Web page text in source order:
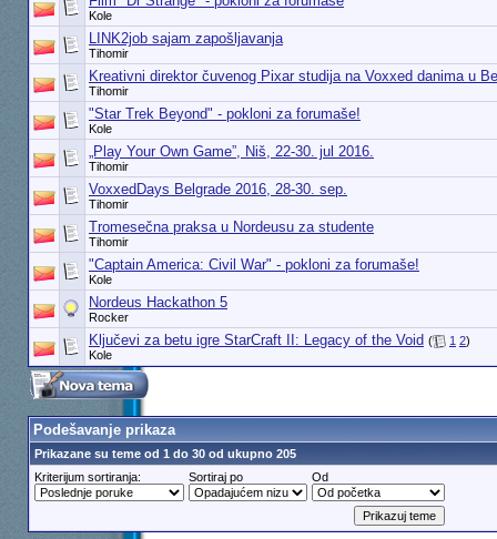
Kole
LINK2job sajam zapošljavanja
Tihomir
Kreativni direktor čuvenog Pixar studija na Voxxed danima u
Tihomir
"Star Trek Beyond" - pokloni za forumaše!
Kole
„Play Your Own Game”, Niš, 22-30. jul 2016.
Tihomir
VoxxedDays Belgrade 2016, 28-30. sep.
Tihomir
Tromesečna praksa u Nordeusu za studente
Tihomir
"Captain America: Civil War" - pokloni za forumaše!
Kole
Nordeus Hackathon 5
Rocker
Ključevi za betu igre StarCraft II: Legacy of the Void ( 1 2)
Kole
Podešavanje prikaza
Prikazane su teme od 1 do 30 od ukupno 205
Kriterijum sortiranja:
Sortiraj po Od